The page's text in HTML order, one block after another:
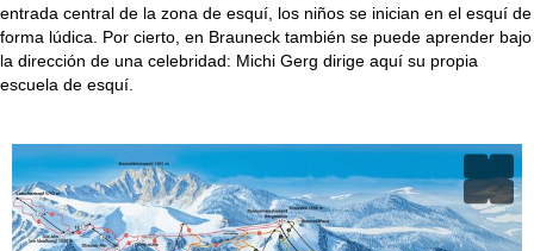
entrada central de la zona de esquí, los niños se inician en el esquí de
forma lúdica. Por cierto, en Brauneck también se puede aprender bajo
la dirección de una celebridad: Michi Gerg dirige aquí su propia
escuela de esquí.